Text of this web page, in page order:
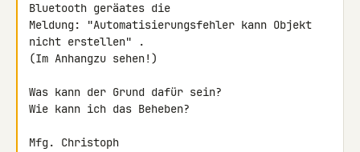
Bluetooth geräates die
Meldung: "Automatisierungsfehler kann Objekt
nicht erstellen" .
(Im Anhangzu sehen!)
Was kann der Grund dafür sein?
Wie kann ich das Beheben?
Mfg. Christoph